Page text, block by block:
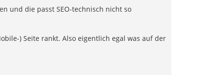
und die passt SEO-technisch nicht so
) Seite rankt. Also eigentlich egal was auf der